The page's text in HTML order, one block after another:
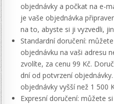
objednávky a počkat na e-
je vaše objednávka
na to, abyste si ji vyzvedli,
Standardní doručení:
objednávku na vaši adresu
zvolíte, za cenu 99 Kč.
dní od potvrzení
objednávky vyšší než 1 500
Expresní doručení: můžete